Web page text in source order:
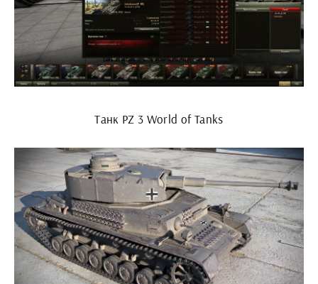
Танк PZ 3 World of Tanks